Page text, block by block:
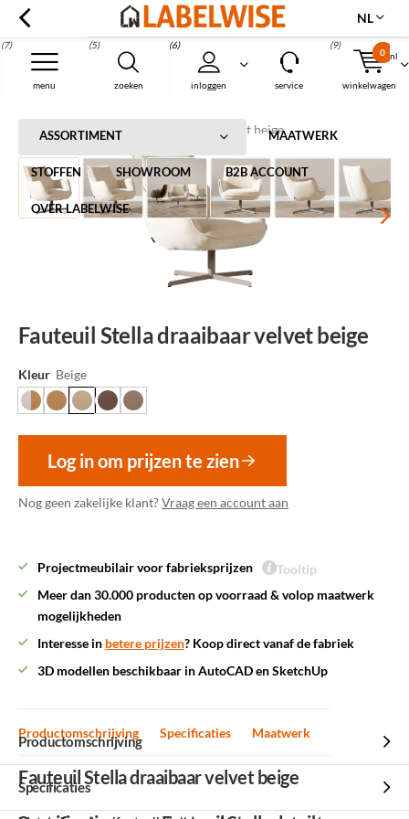
nl
zoeken
(5)
inloggen
(6)
menu
(7)
service winkelwagen
0
(9)
Menu
NL
ASSORTIMENT MAATWERK
STOFFEN SHOWROOM B2B ACCOUNT
OVER LABELWISE
Home Fauteuil Stella draaibaar velvet beige
Fauteuil Stella draaibaar velvet beige
Kleur Beige
Log in om prijzen te zien
Nog geen zakelijke klant?Vraag een account aan
Projectmeubilair voor fabrieksprijzen
Tooltip
Meer dan 30.000 producten op voorraad & volop maatwerk
mogelijkheden
Interesse in betere prijzen? Koop direct vanaf de fabriek
3D modellen beschikbaar in AutoCAD en SketchUp
Productomschrijving Specificaties Maatwerk
Productomschrijving
Fauteuil Stella draaibaar velvet beige
Specificaties